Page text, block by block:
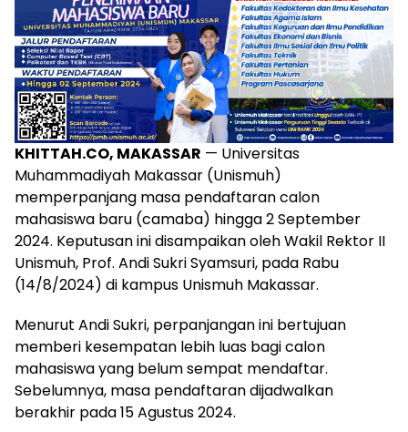
KHITTAH.CO, MAKASSAR — Universitas
Muhammadiyah Makassar (Unismuh)
memperpanjang masa pendaftaran calon
mahasiswa baru (camaba) hingga 2 September
2024. Keputusan ini disampaikan oleh Wakil Rektor II
Unismuh, Prof. Andi Sukri Syamsuri, pada Rabu
(14/8/2024) di kampus Unismuh Makassar.
Menurut Andi Sukri, perpanjangan ini bertujuan
memberi kesempatan lebih luas bagi calon
mahasiswa yang belum sempat mendaftar.
Sebelumnya, masa pendaftaran dijadwalkan
berakhir pada 15 Agustus 2024.